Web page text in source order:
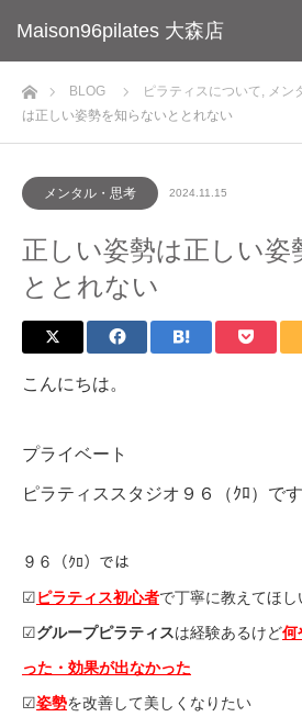
Maison96pilates 大森店
ホームBLOG ピラティスについて, メン
は正しい姿勢を知らないととれない
メンタル・思考 2024.11.15
正しい姿勢は正しい姿
ととれない
こんにちは。
プライベート
ピラティススタジオ９６（ｸﾛ）です
９６（ｸﾛ）では
☑︎ピラティス初心者で丁寧に教えてほし
☑︎グループピラティスは経験あるけど何
った・効果が出なかった
☑︎姿勢を改善して美しくなりたい